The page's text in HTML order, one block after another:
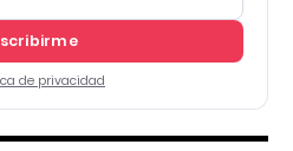
de privacidad